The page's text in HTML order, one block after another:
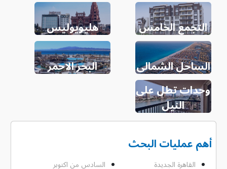
التجمع الخامس هليويوليس
الساحل الشمالى
البحر الاحمر
وحدات تطل على
النيل
أهم عمليات البحث
القاهرة الجديدة
السادس من اكتوبر